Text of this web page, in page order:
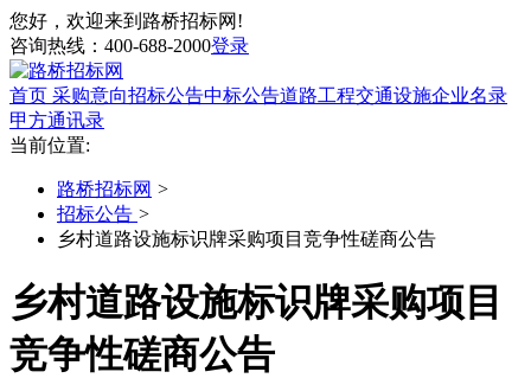
您好，欢迎来到路桥招标网!
咨询热线： 400-688-2000登录
首页 采购意向招标公告中标公告道路工程交通设施企业名录
甲方通讯录
当前位置:
路桥招标网 >
招标公告 >
乡村道路设施标识牌采购项目竞争性磋商公告
乡村道路设施标识牌采购项目
竞争性磋商公告